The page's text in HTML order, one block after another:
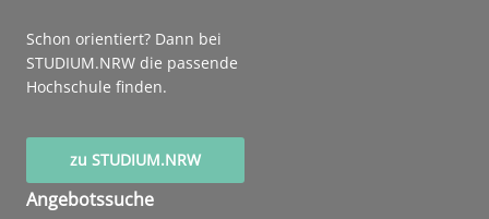
Schon orientiert? Dann bei
STUDIUM.NRW die passende
Hochschule finden.
zu STUDIUM.NRW
Angebotssuche